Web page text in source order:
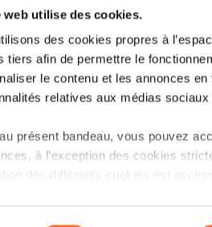
web utilise des cookies.
des cookies propres à
tiers afin de permettre le
le contenu et les annonces
relatives aux médias
présent bandeau, vous pouvez
à l’exception des cookies
des différents cookies est
questionnaire qu'il connaît.
L'élève a convenablement répondu
énoncés concernant les